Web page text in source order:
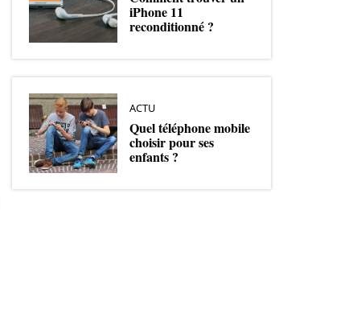
iPhone 11
reconditionné ?
ACTU
Quel téléphone mobile
choisir pour ses
enfants ?